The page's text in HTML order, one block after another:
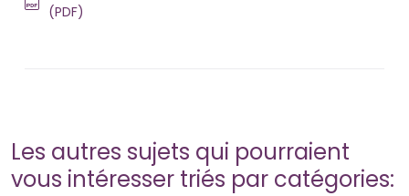
(PDF)
Les autres sujets qui pourraient
vous intéresser triés par catégories: